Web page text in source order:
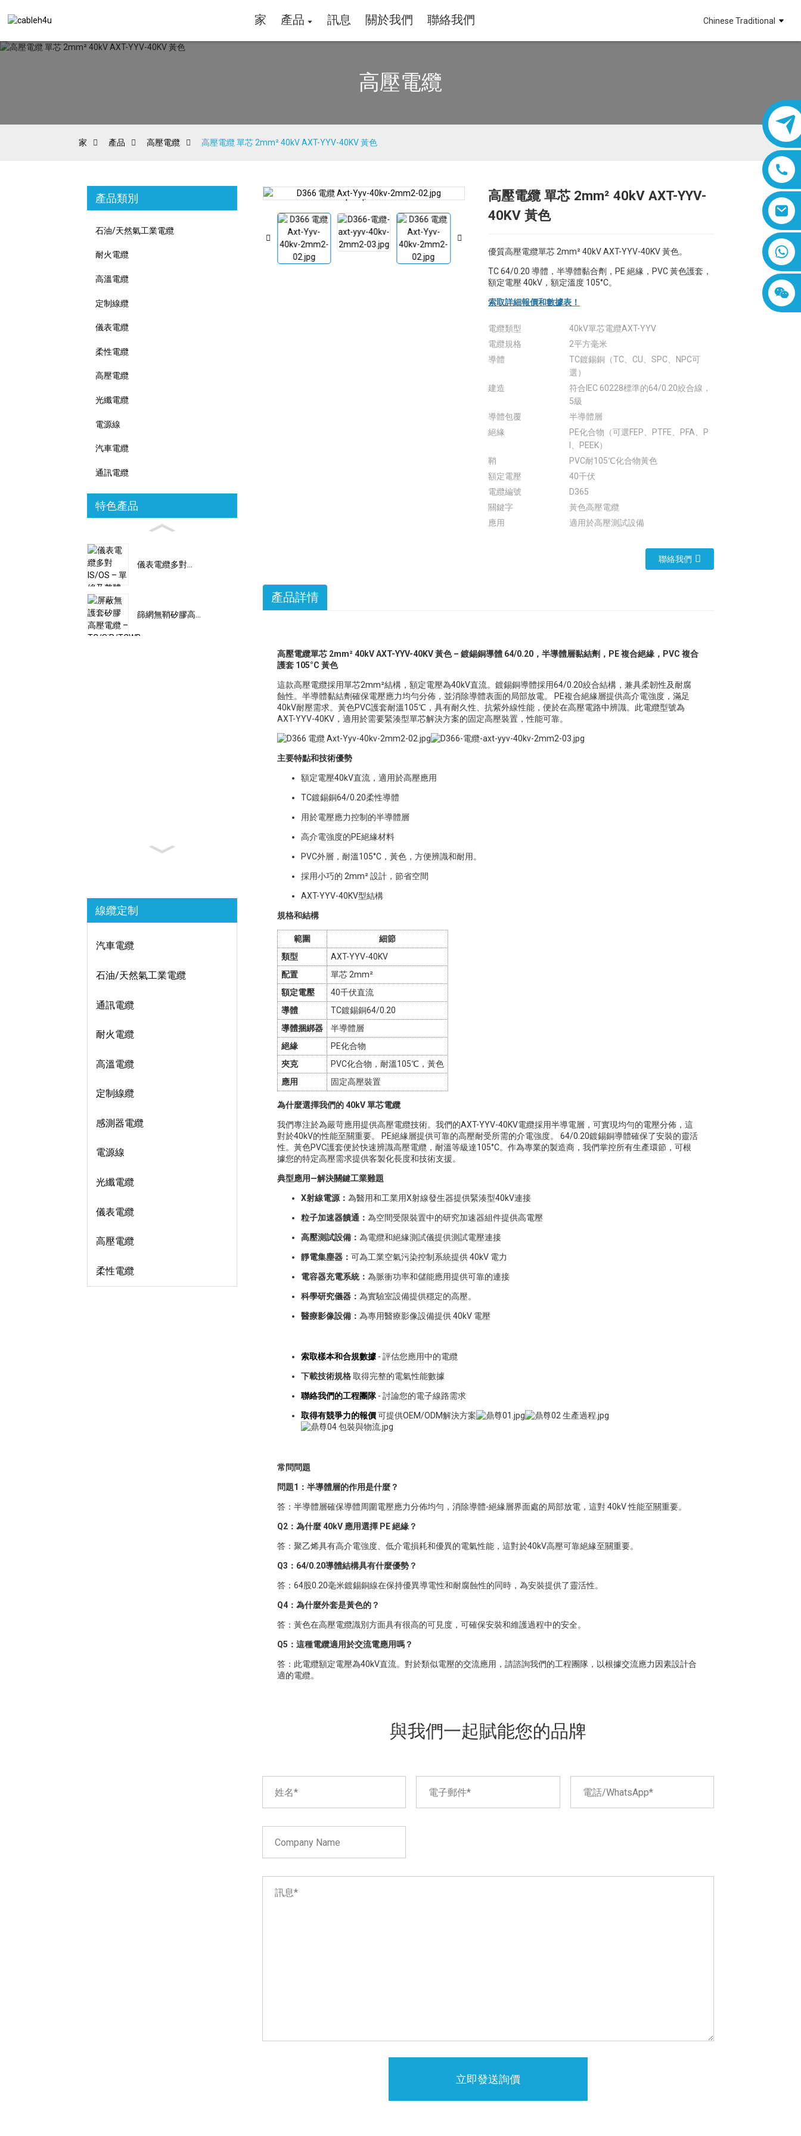
家 產品 訊息 關於我們 聯絡我們 Chinese Traditional
高壓電纜
家 產品 高壓電纜 高壓電纜 單芯 2mm² 40kV AXT-YYV-40KV 黃色
產品類別
石油/天然氣工業電纜
耐火電纜
高溫電纜
定制線纜
儀表電纜
柔性電纜
高壓電纜
光纖電纜
電源線
汽車電纜
通訊電纜
特色產品
儀表電纜多對...
篩網無鞘矽膠高...
線纜定制
汽車電纜
石油/天然氣工業電纜
通訊電纜
耐火電纜
高溫電纜
定制線纜
感測器電纜
電源線
光纖電纜
儀表電纜
高壓電纜
柔性電纜
Loading...
Loading... Loading...
Loading... Loading...
Loading... Loading...
Loading...
高壓電纜 單芯 2mm² 40kV AXT-YYV-
40KV 黃色
優質高壓電纜單芯 2mm² 40kV AXT-YYV-40KV 黃色。
TC 64/0.20 導體，半導體黏合劑，PE 絕緣，PVC 黃色護套，
額定電壓 40kV，額定溫度 105°C。
索取詳細報價和數據表！
電纜類型
40kV單芯電纜AXT-YYV
電纜規格
2平方毫米
導體
TC鍍錫銅（TC、CU、SPC、NPC可
選）
建造
符合IEC 60228標準的64/0.20絞合線，
5級
導體包覆
半導體層
絕緣
PE化合物（可選FEP、PTFE、PFA、P
I、PEEK）
鞘
PVC耐105℃化合物黃色
額定電壓
40千伏
電纜編號
D365
關鍵字
黃色高壓電纜
應用
適用於高壓測試設備
聯絡我們
產品詳情
高壓電纜單芯 2mm² 40kV AXT-YYV-40KV 黃色 – 鍍錫銅導體 64/0.20，半導體層黏結劑，PE 複合絕緣，PVC 複合
護套 105°C 黃色
這款高壓電纜採用單芯2mm²結構，額定電壓為40kV直流。鍍錫銅導體採用64/0.20絞合結構，兼具柔韌性及耐腐
蝕性。半導體黏結劑確保電壓應力均勻分佈，並消除導體表面的局部放電。 PE複合絕緣層提供高介電強度，滿足
40kV耐壓需求。黃色PVC護套耐溫105℃，具有耐久性、抗紫外線性能，便於在高壓電路中辨識。此電纜型號為
AXT-YYV-40KV，適用於需要緊湊型單芯解決方案的固定高壓裝置，性能可靠。
主要特點和技術優勢
額定電壓40kV直流，適用於高壓應用
TC鍍錫銅64/0.20柔性導體
用於電壓應力控制的半導體層
高介電強度的PE絕緣材料
PVC外層，耐溫105°C，黃色，方便辨識和耐用。
採用小巧的 2mm² 設計，節省空間
AXT-YYV-40KV型結構
規格和結構
範圍
細節
類型
AXT-YYV-40KV
配置
單芯 2mm²
額定電壓
40千伏直流
導體
TC鍍錫銅64/0.20
導體捆綁器
半導體層
絕緣
PE化合物
夾克
PVC化合物，耐溫105℃，黃色
應用
固定高壓裝置
為什麼選擇我們的 40kV 單芯電纜
我們專注於為嚴苛應用提供高壓電纜技術。我們的AXT-YYV-40KV電纜採用半導電層，可實現均勻的電壓分佈，這
對於40kV的性能至關重要。 PE絕緣層提供可靠的高壓耐受所需的介電強度。 64/0.20鍍錫銅導體確保了安裝的靈活
性。黃色PVC護套便於快速辨識高壓電纜，耐溫等級達105°C。作為專業的製造商，我們掌控所有生產環節，可根
據您的特定高壓需求提供客製化長度和技術支援。
典型應用—解決關鍵工業難題
X射線電源： 為醫用和工業用X射線發生器提供緊湊型40kV連接
粒子加速器饋通： 為空間受限裝置中的研究加速器組件提供高電壓
高壓測試設備： 為電纜和絕緣測試儀提供測試電壓連接
靜電集塵器： 可為工業空氣污染控制系統提供 40kV 電力
電容器充電系統： 為脈衝功率和儲能應用提供可靠的連接
科學研究儀器： 為實驗室設備提供穩定的高壓。
醫療影像設備： 為專用醫療影像設備提供 40kV 電壓
索取樣本和合規數據 - 評估您應用中的電纜
下載技術規格取得完整的電氣性能數據
聯絡我們的工程團隊- 討論您的電子線路需求
取得有競爭力的報價可提供OEM/ODM解決方案
常問問題
問題1：半導體層的作用是什麼？
答：半導體層確保導體周圍電壓應力分佈均勻，消除導體-絕緣層界面處的局部放電，這對 40kV 性能至關重要。
Q2：為什麼 40kV 應用選擇 PE 絕緣？
答：聚乙烯具有高介電強度、低介電損耗和優異的電氣性能，這對於40kV高壓可靠絕緣至關重要。
Q3：64/0.20導體結構具有什麼優勢？
答：64股0.20毫米鍍錫銅線在保持優異導電性和耐腐蝕性的同時，為安裝提供了靈活性。
Q4：為什麼外套是黃色的？
答：黃色在高壓電纜識別方面具有很高的可見度，可確保安裝和維護過程中的安全。
Q5：這種電纜適用於交流電應用嗎？
答：此電纜額定電壓為40kV直流。對於類似電壓的交流應用，請諮詢我們的工程團隊，以根據交流應力因素設計合
適的電纜。
與我們一起賦能您的品牌
立即發送詢價